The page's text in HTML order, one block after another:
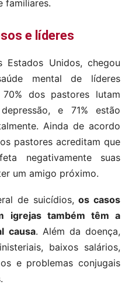
familiares.
e líderes
Estados Unidos, chegou
mental de líderes
dos pastores lutam
e 71% estão
Ainda de acordo
pastores acreditam que
negativamente suas
um amigo próximo.
de suicídios,os casos
igrejas também têm a
causa. Além da doença,
baixos salários,
e problemas conjugais